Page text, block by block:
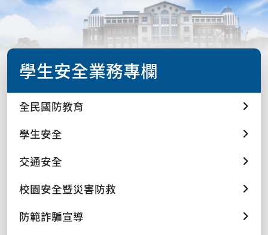
學生安全業務專欄
全民國防教育
學生安全
交通安全
校園安全暨災害防救
防範詐騙宣導